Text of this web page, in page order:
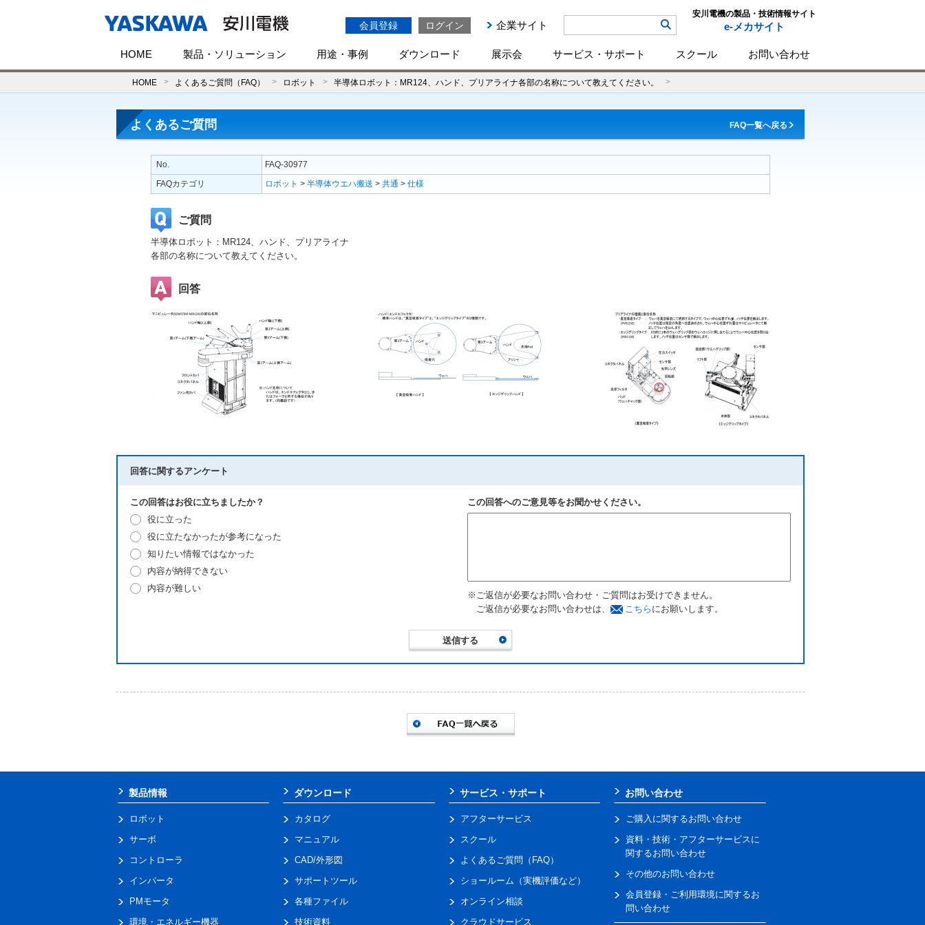
会員登録 ログイン 企業サイト
安川電機の製品・技術情報サイト
e-メカサイト
HOME 製品・ソリューション 用途・事例 ダウンロード 展示会 サービス・サポート スクール お問い合わせ
HOME よくあるご質問（FAQ） ロボット 半導体ロボット：MR124、ハンド、プリアライナ各部の名称について教えてください。
よくあるご質問 FAQ一覧へ戻る
No.
FAQ-30977
FAQカテゴリ
ロボット > 半導体ウエハ搬送 > 共通 > 仕様
ご質問
半導体ロボット：MR124、ハンド、プリアライナ
各部の名称について教えてください。
回答
回答に関するアンケート
この回答はお役に立ちましたか？
役に立った
役に立たなかったが参考になった
知りたい情報ではなかった
内容が納得できない
内容が難しい
この回答へのご意見等をお聞かせください。
※ご返信が必要なお問い合わせ・ご質問はお受けできません。
ご返信が必要なお問い合わせは、
こちら にお願いします。
製品情報
ロボット
サーボ
コントローラ
インバータ
PMモータ
環境・エネルギー機器
ダウンロード
カタログ
マニュアル
CAD/外形図
サポートツール
各種ファイル
技術資料
サービス・サポート
アフターサービス
スクール
よくあるご質問（FAQ）
ショールーム（実機評価など）
オンライン相談
クラウドサービス
お問い合わせ
ご購入に関するお問い合わせ
資料・技術・アフターサービスに
関するお問い合わせ
その他のお問い合わせ
会員登録・ご利用環境に関するお
問い合わせ